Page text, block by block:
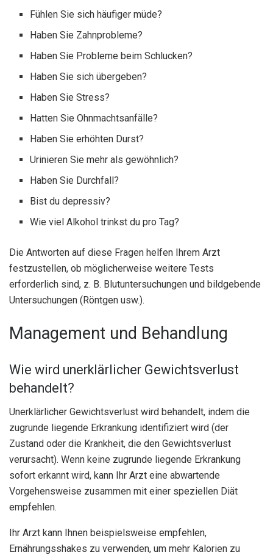
Fühlen Sie sich häufiger müde?
Haben Sie Zahnprobleme?
Haben Sie Probleme beim Schlucken?
Haben Sie sich übergeben?
Haben Sie Stress?
Hatten Sie Ohnmachtsanfälle?
Haben Sie erhöhten Durst?
Urinieren Sie mehr als gewöhnlich?
Haben Sie Durchfall?
Bist du depressiv?
Wie viel Alkohol trinkst du pro Tag?
Die Antworten auf diese Fragen helfen Ihrem Arzt
festzustellen, ob möglicherweise weitere Tests
erforderlich sind, z. B. Blutuntersuchungen und bildgebende
Untersuchungen (Röntgen usw.).
Management und Behandlung
Wie wird unerklärlicher Gewichtsverlust
behandelt?
Unerklärlicher Gewichtsverlust wird behandelt, indem die
zugrunde liegende Erkrankung identifiziert wird (der
Zustand oder die Krankheit, die den Gewichtsverlust
verursacht). Wenn keine zugrunde liegende Erkrankung
sofort erkannt wird, kann Ihr Arzt eine abwartende
Vorgehensweise zusammen mit einer speziellen Diät
empfehlen.
Ihr Arzt kann Ihnen beispielsweise empfehlen,
Ernährungsshakes zu verwenden, um mehr Kalorien zu